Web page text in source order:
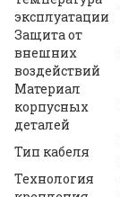
эксплуатации
Защита от
внешних
воздействий
Материал
корпусных
деталей
Тип кабеля
Технология